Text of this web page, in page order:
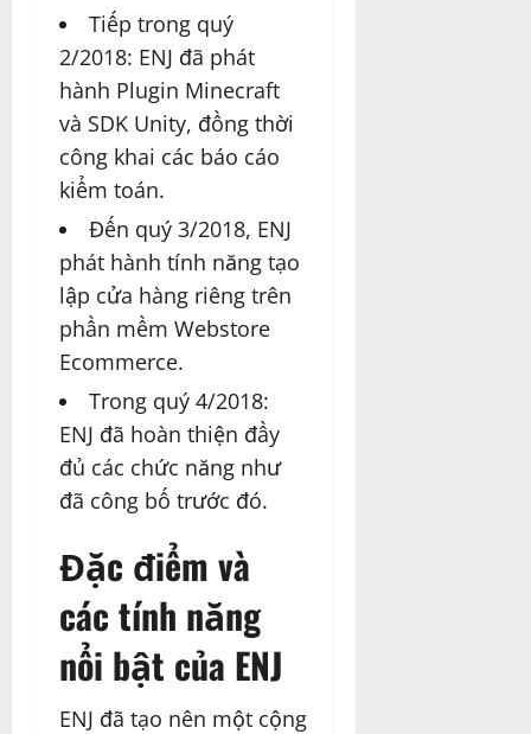
Tiếp trong quý
2/2018: ENJ đã phát
hành Plugin Minecraft
và SDK Unity, đồng thời
công khai các báo cáo
kiểm toán.
Đến quý 3/2018, ENJ
phát hành tính năng tạo
lập cửa hàng riêng trên
phần mềm Webstore
Ecommerce.
Trong quý 4/2018:
ENJ đã hoàn thiện đầy
đủ các chức năng như
đã công bố trước đó.
Đặc điểm và
các tính năng
nổi bật của ENJ
ENJ đã tạo nên một cộng